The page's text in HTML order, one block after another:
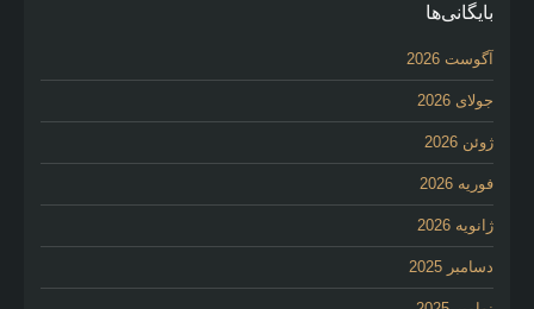
بایگانی‌ها
آگوست 2026
جولای 2026
ژوئن 2026
فوریه 2026
ژانویه 2026
دسامبر 2025